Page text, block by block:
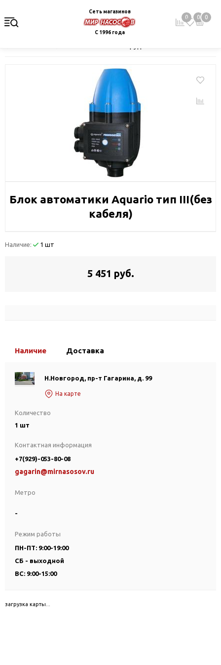
Сеть магазинов
С 1996 года
0 0 0
Блок автоматики Aquario тип III(без
кабеля)
Наличие: 1 шт
5 451 руб.
Наличие Доставка
Н.Новгород, пр-т Гагарина, д. 99
На карте
Количество
1 шт
Метро
-
Контактная информация
+7(929)-053-80-08
gagarin@mirnasosov.ru
Режим работы
ПН-ПТ: 9:00-19:00
СБ - выходной
ВС: 9:00-15:00
загрузка карты...